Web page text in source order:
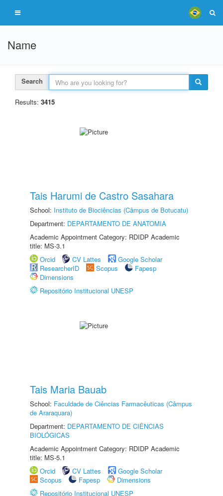
Name
Search
Results: 3415
Tais Harumi de Castro Sasahara
School: Instituto de Biociências (Câmpus de Botucatu)
Department: DEPARTAMENTO DE ANATOMIA
Academic Appointment Category: RDIDP Academic
title: MS-3.1
Orcid
CV Lattes
Google Scholar
ResearcherID
Scopus
Fapesp
Dimensions
Repositório Institucional UNESP
Tais Maria Bauab
School: Faculdade de Ciências Farmacêuticas (Câmpus
de Araraquara)
Department: DEPARTAMENTO DE CIÊNCIAS
BIOLÓGICAS
Academic Appointment Category: RDIDP Academic
title: MS-5.1
Orcid
CV Lattes
Google Scholar
Scopus
Fapesp
Dimensions
Repositório Institucional UNESP